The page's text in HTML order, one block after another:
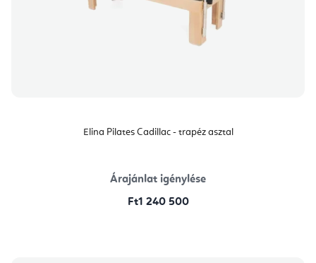
Elina Pilates Cadillac - trapéz asztal
Árajánlat igénylése
Ft1 240 500